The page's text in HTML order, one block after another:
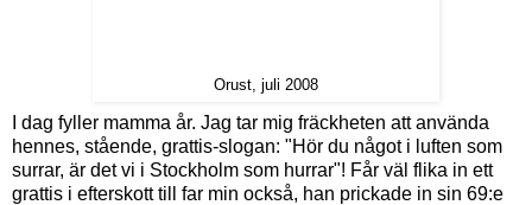
Orust, juli 2008
I dag fyller mamma år. Jag tar mig fräckheten att använda
hennes, stående, grattis-slogan: "Hör du något i luften som
surrar, är det vi i Stockholm som hurrar"! Får väl flika in ett
grattis i efterskott till far min också, han prickade in sin 69:e